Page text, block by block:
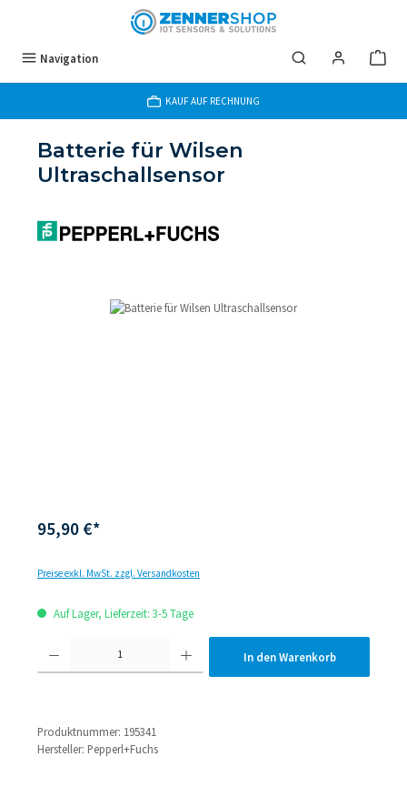
Zum Hauptinhalt springen
Navigation
KAUF AUF RECHNUNG
Batterie für Wilsen
Ultraschallsensor
Bildergalerie überspringen
95,90 €*
Preise exkl. MwSt. zzgl. Versandkosten
Auf Lager, Lieferzeit: 3-5 Tage
Produkt Anzahl: Gib den gewünschten Wert ein oder
In den Warenkorb
Produktnummer: 195341
Hersteller: Pepperl+Fuchs